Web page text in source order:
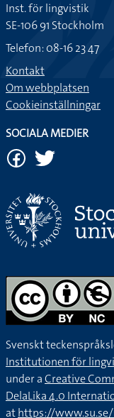
Inst. för lingvistik
SE-106 91 Stockholm
Telefon: 08-16 23 47
Kontakt
Om webbplatsen
Cookieinställningar
SOCIALA MEDIER
Svenskt
Institutionen för
under aCreative
DelaLika 4.0
athttps://